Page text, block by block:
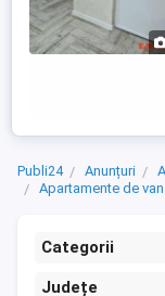
Publi24 Anunțuri
Apartamente de
Categorii
Județe